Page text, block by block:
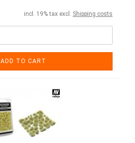
incl. 19% tax excl. Shipping costs
ADD TO CART